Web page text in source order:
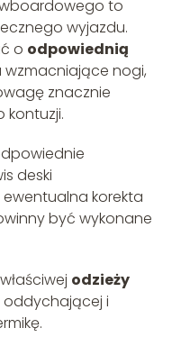
to
wyjazdu.
o odpowiednią
wzmacniające nogi,
znacznie
kontuzji.
deski
korekta
być wykonane
odzieży
i